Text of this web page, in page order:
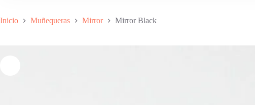
Inicio Muñequeras Mirror Mirror Black